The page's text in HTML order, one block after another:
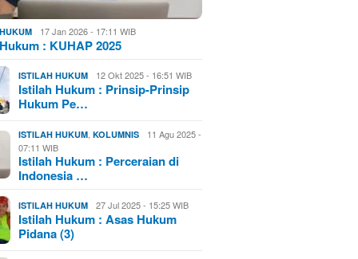
17 Jan 2026 - 17:11 WIB
: KUHAP 2025
ISTILAH HUKUM 12 Okt 2025 - 16:51 WIB
Istilah Hukum : Prinsip-Prinsip
Hukum Pe…
ISTILAH HUKUM ,KOLUMNIS
11 Agu 2025 -
07:11 WIB
Istilah Hukum : Perceraian di
Indonesia …
ISTILAH HUKUM 27 Jul 2025 - 15:25 WIB
Istilah Hukum : Asas Hukum
Pidana (3)